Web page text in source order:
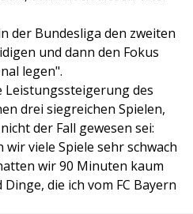
der Bundesliga den zweiten
und dann den Fokus
legen".
Leistungssteigerung des
drei siegreichen Spielen,
der Fall gewesen sei:
viele Spiele sehr schwach
wir 90 Minuten kaum
die ich vom FC Bayern